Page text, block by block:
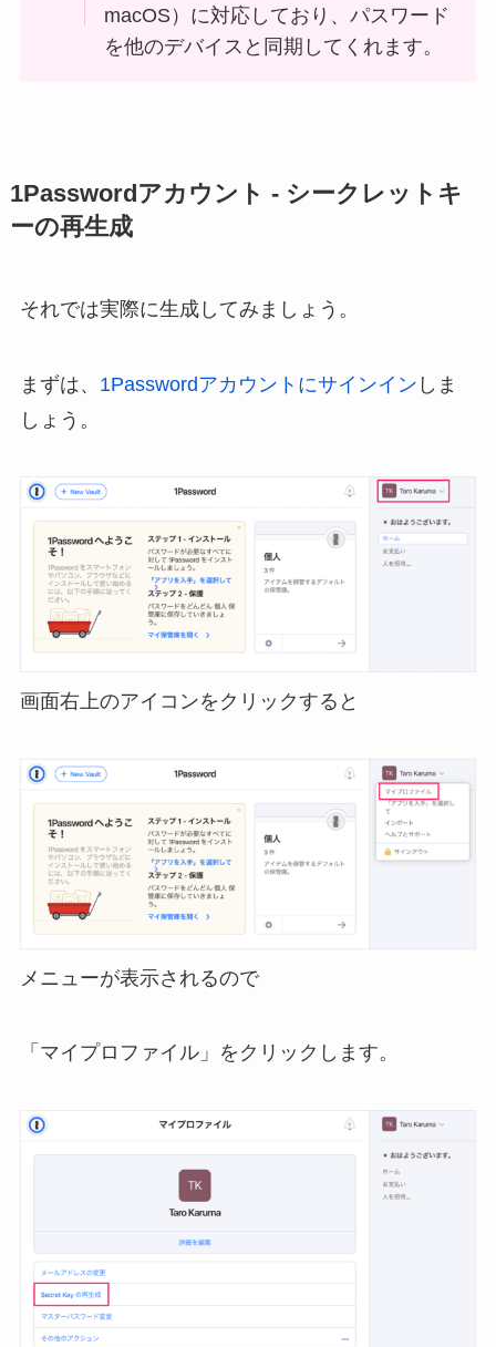
macOS）に対応しており、パスワード
を他のデバイスと同期してくれます。
1Passwordアカウント - シークレットキ
ーの再生成
それでは実際に生成してみましょう。
まずは、 1Passwordアカウントにサインイン しま
しょう。
画面右上のアイコンをクリックすると
メニューが表示されるので
「マイプロファイル」をクリックします。